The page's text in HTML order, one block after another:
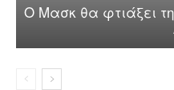
Ο Μασκ θα φτιάξει